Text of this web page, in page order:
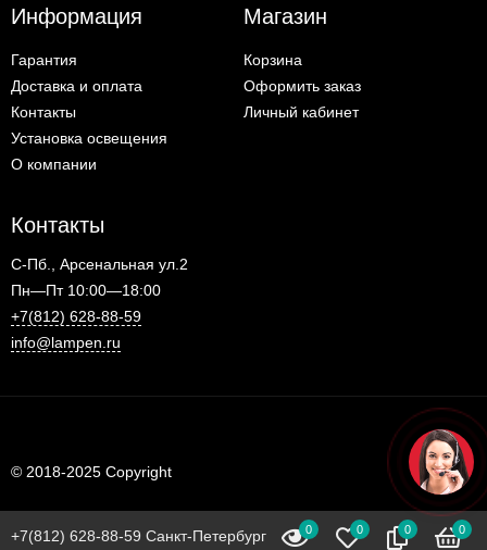
Информация
Гарантия
Доставка и оплата
Контакты
Установка освещения
О компании
Магазин
Корзина
Оформить заказ
Личный кабинет
Контакты
С-Пб., Арсенальная ул.2
Пн—Пт 10:00—18:00
+7(812) 628-88-59
info@lampen.ru
© 2018-2025 Copyright
0 0 0 0
+7(812) 628-88-59 Санкт-Петербург